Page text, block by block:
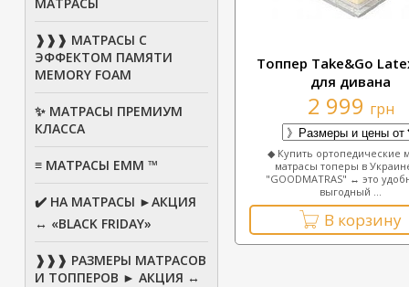
❱❱❱ МАТРАСЫ С
ЭФФЕКТОМ ПАМЯТИ
MEMORY FOAM
✨ МАТРАСЫ ПРЕМИУМ
КЛАССА
≡ МАТРАСЫ ЕММ ™
✔️ НА МАТРАСЫ ►АКЦИЯ
↔ «BLACK FRIDAY»
❱❱❱ РАЗМЕРЫ МАТРАСОВ
И ТОППЕРОВ ► АКЦИЯ ↔
Топпер Таke&Go
для дивана
2 999 грн
◆ Купить ортопедические
матрасы топеры в
"GOODMATRAS" ↔ это
выгодный ...
В корзину